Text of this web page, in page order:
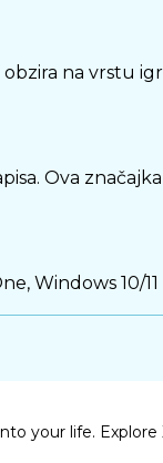
na vrstu
Ova
Windows 10/
hibridnim D-
your life.